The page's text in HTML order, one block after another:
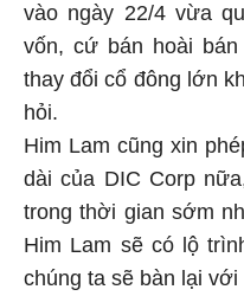
vào ngày 22/4 vừa
vốn, cứ bán hoài
thay đổi cổ đông lớn
hỏi.
Him Lam cũng xin
dài của DIC Corp
trong thời gian sớm
Him Lam sẽ có lộ
chúng ta sẽ bàn lại